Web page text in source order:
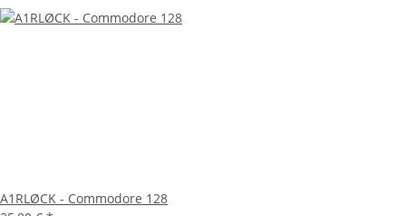
A1RLØCK - Commodore 128